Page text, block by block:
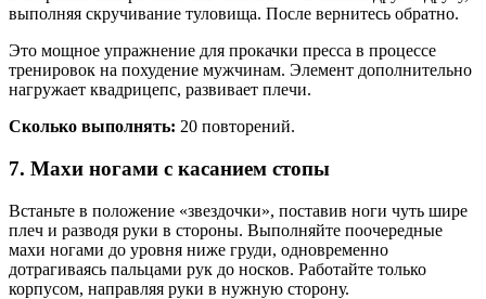
выполняя скручивание туловища. После вернитесь обратно.
Это мощное упражнение для прокачки пресса в процессе
тренировок на похудение мужчинам. Элемент дополнительно
нагружает квадрицепс, развивает плечи.
Сколько выполнять: 20 повторений.
7. Махи ногами с касанием стопы
Встаньте в положение «звездочки», поставив ноги чуть шире
плеч и разводя руки в стороны. Выполняйте поочередные
махи ногами до уровня ниже груди, одновременно
дотрагиваясь пальцами рук до носков. Работайте только
корпусом, направляя руки в нужную сторону.